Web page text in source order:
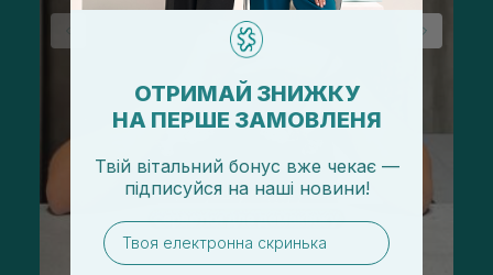
ОТРИМАЙ ЗНИЖКУ
НА ПЕРШЕ ЗАМОВЛЕНЯ
Твій вітальний бонус вже чекає —
підписуйся на наші новини!
email